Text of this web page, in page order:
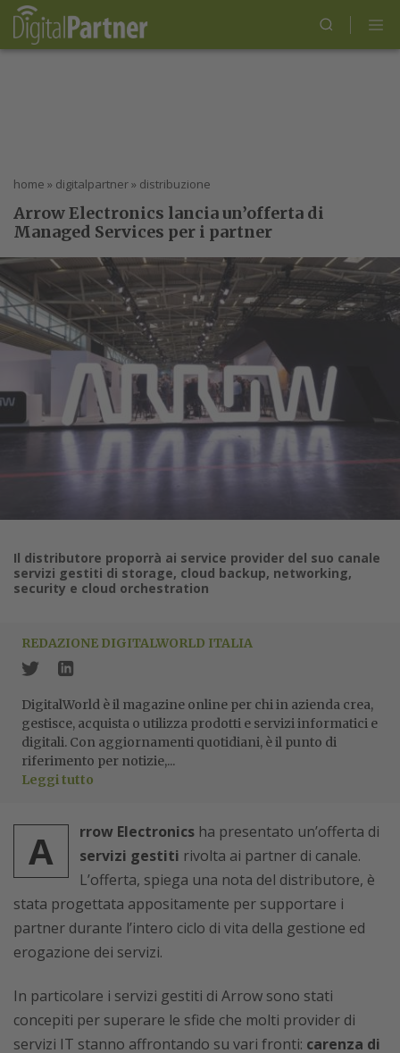
home » digitalpartner» distribuzione
Arrow Electronics lancia un’offerta di
Managed Services per i partner
Il distributore proporrà ai service provider del suo canale
servizi gestiti di storage, cloud backup, networking,
security e cloud orchestration
REDAZIONE DIGITALWORLD ITALIA
DigitalWorld è il magazine online per chi in azienda crea,
gestisce, acquista o utilizza prodotti e servizi informatici e
digitali. Con aggiornamenti quotidiani, è il punto di
riferimento per notizie,...
Leggi tutto
A rrow Electronics ha presentato un’offerta di
servizi gestiti rivolta ai partner di canale.
L’offerta, spiega una nota del distributore, è
stata progettata appositamente per supportare i
partner durante l’intero ciclo di vita della gestione ed
erogazione dei servizi.
In particolare i servizi gestiti di Arrow sono stati
concepiti per superare le sfide che molti provider di
servizi IT stanno affrontando su vari fronti: carenza di